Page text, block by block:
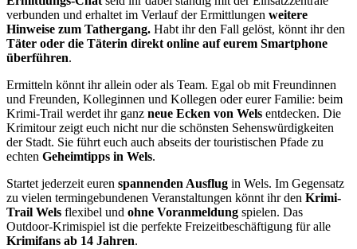
verbunden und erhaltet im Verlauf der Ermittlungen weitere
Hinweise zum Tathergang. Habt ihr den Fall gelöst, könnt ihr den
Täter oder die Täterin direkt online auf eurem Smartphone
überführen.
Ermitteln könnt ihr allein oder als Team. Egal ob mit Freundinnen
und Freunden, Kolleginnen und Kollegen oder eurer Familie: beim
Krimi-Trail werdet ihr ganz neue Ecken von Wels entdecken. Die
Krimitour zeigt euch nicht nur die schönsten Sehenswürdigkeiten
der Stadt. Sie führt euch auch abseits der touristischen Pfade zu
echten Geheimtipps in Wels.
Startet jederzeit euren spannenden Ausflug in Wels. Im Gegensatz
zu vielen termingebundenen Veranstaltungen könnt ihr den Krimi-
Trail Wels flexibel und ohne Voranmeldung spielen. Das
Outdoor-Krimispiel ist die perfekte Freizeitbeschäftigung für alle
Krimifans ab 14 Jahren.